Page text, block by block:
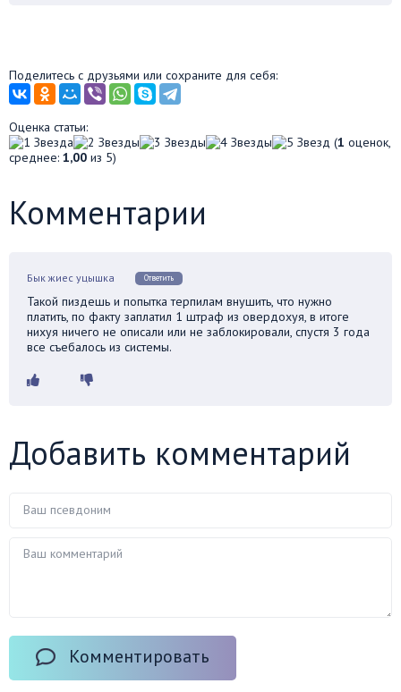
Поделитесь с друзьями или сохраните для себя:
Оценка статьи:
(1 оценок,
среднее: 1,00 из 5)
Комментарии
Бык жиес уцышка Ответить
Такой пиздешь и попытка терпилам внушить, что нужно
платить, по факту заплатил 1 штраф из овердохуя, в итоге
нихуя ничего не описали или не заблокировали, спустя 3 года
все съебалось из системы.
Добавить комментарий
Комментировать